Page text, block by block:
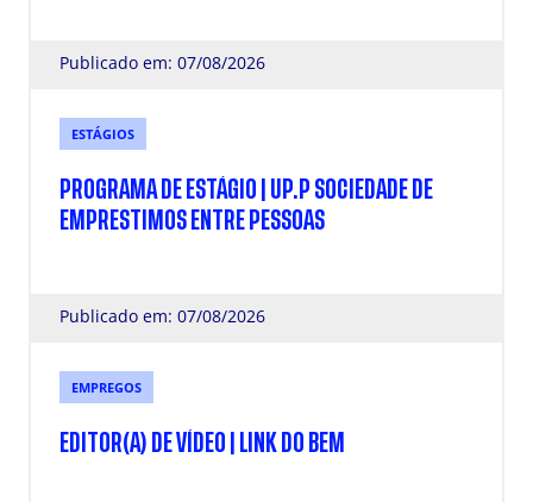
Publicado em: 07/08/2026
ESTÁGIOS
PROGRAMA DE ESTÁGIO | UP.P SOCIEDADE DE
EMPRESTIMOS ENTRE PESSOAS
Publicado em: 07/08/2026
EMPREGOS
EDITOR(A) DE VÍDEO | LINK DO BEM